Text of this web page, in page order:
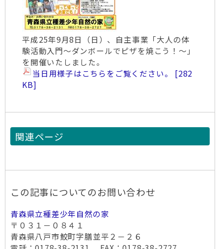
平成25年9月8日（日）、自主事業「大人の体
験活動入門～ダンボールでピザを焼こう！～」
を開催いたしました。
当日用様子はこちらをご覧ください。
282
KB
関連ページ
この記事についてのお問い合わせ
青森県立種差少年自然の家
〒０３１－０８４１
青森県八戸市鮫町字膳並平２－２６